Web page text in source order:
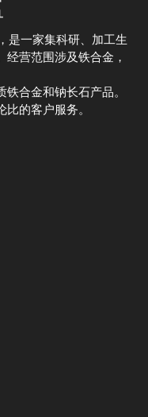
是一家集科研、加工生
营范围涉及铁合金，
合金和钠长石产品。
的客户服务。